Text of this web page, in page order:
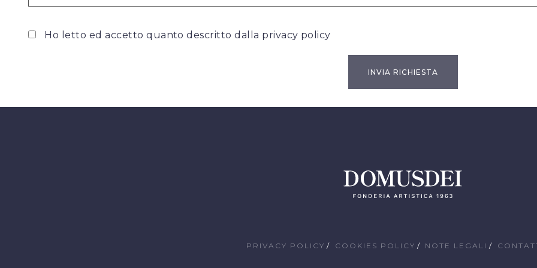
Ho letto ed accetto quanto descritto dalla privacy policy
PRIVACY POLICY COOKIES POLICY NOTE LEGALI